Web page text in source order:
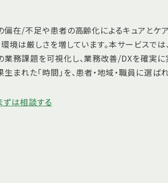
偏在/不足や患者の高齢化によるキュアとケ
環境は厳しさを増しています。本サービスで
業務課題を可視化し、業務改善/DXを確実に
生まれた「時間」を、患者・地域・職員に選
ずは相談する